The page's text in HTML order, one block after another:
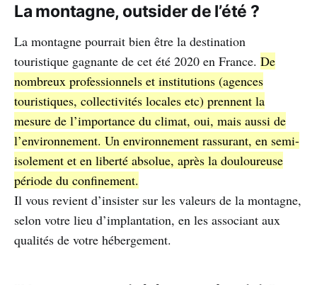
La montagne, outsider de l’été ?
La montagne pourrait bien être la destination
touristique gagnante de cet été 2020 en France. De
nombreux professionnels et institutions (agences
touristiques, collectivités locales etc) prennent la
mesure de l’importance du climat, oui, mais aussi de
l’environnement. Un environnement rassurant, en semi-
isolement et en liberté absolue, après la douloureuse
période du confinement.
Il vous revient d’insister sur les valeurs de la montagne,
selon votre lieu d’implantation, en les associant aux
qualités de votre hébergement.